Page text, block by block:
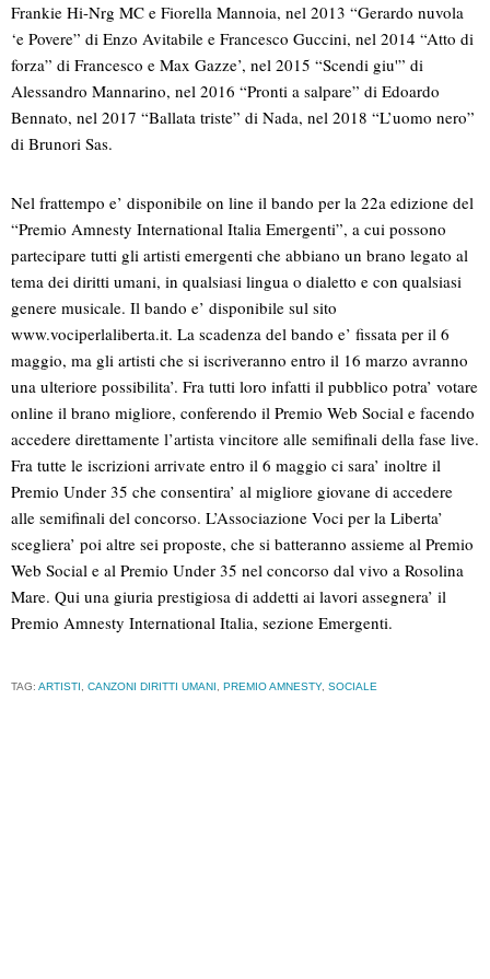
Frankie Hi-Nrg MC e Fiorella Mannoia, nel 2013 “Gerardo nuvola
‘e Povere” di Enzo Avitabile e Francesco Guccini, nel 2014 “Atto di
forza” di Francesco e Max Gazze’, nel 2015 “Scendi giu'” di
Alessandro Mannarino, nel 2016 “Pronti a salpare” di Edoardo
Bennato, nel 2017 “Ballata triste” di Nada, nel 2018 “L’uomo nero”
di Brunori Sas.
Nel frattempo e’ disponibile on line il bando per la 22a edizione del
“Premio Amnesty International Italia Emergenti”, a cui possono
partecipare tutti gli artisti emergenti che abbiano un brano legato al
tema dei diritti umani, in qualsiasi lingua o dialetto e con qualsiasi
genere musicale. Il bando e’ disponibile sul sito
www.vociperlaliberta.it. La scadenza del bando e’ fissata per il 6
maggio, ma gli artisti che si iscriveranno entro il 16 marzo avranno
una ulteriore possibilita’. Fra tutti loro infatti il pubblico potra’ votare
online il brano migliore, conferendo il Premio Web Social e facendo
accedere direttamente l’artista vincitore alle semifinali della fase live.
Fra tutte le iscrizioni arrivate entro il 6 maggio ci sara’ inoltre il
Premio Under 35 che consentira’ al migliore giovane di accedere
alle semifinali del concorso. L’Associazione Voci per la Liberta’
scegliera’ poi altre sei proposte, che si batteranno assieme al Premio
Web Social e al Premio Under 35 nel concorso dal vivo a Rosolina
Mare. Qui una giuria prestigiosa di addetti ai lavori assegnera’ il
Premio Amnesty International Italia, sezione Emergenti.
TAG: ARTISTI, CANZONI DIRITTI UMANI, PREMIO AMNESTY, SOCIALE